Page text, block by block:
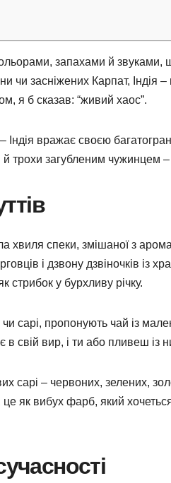
запахами й звуками,
чи засніжених Карпат, Індія
я б сказав: “живий хаос”.
вражає своєю
трохи загубленим чужинцем
спеки, змішаної з
і дзвону дзвіночків із
стрибок у бурхливу річку.
сарі, пропонують чай із
в свій вир, і ти або пливеш із
сарі – червоних, зелених,
як вибух фарб, який